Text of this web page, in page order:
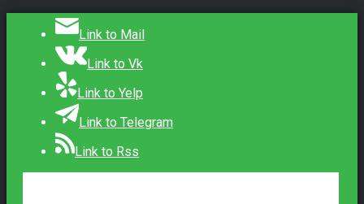
Link to Mail
Link to Vk
Link to Yelp
Link to Telegram
Link to Rss